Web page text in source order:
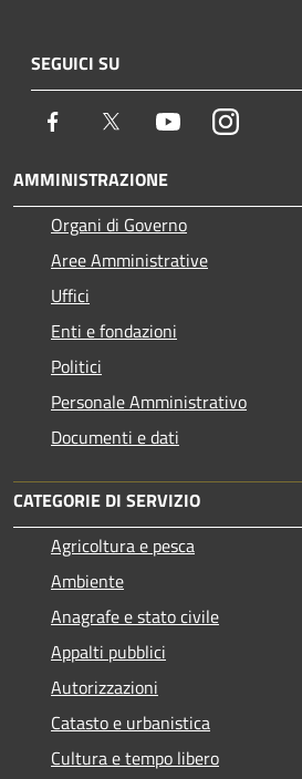
SEGUICI SU
Facebook Twitter YoutubeInstagram
AMMINISTRAZIONE
Organi di Governo
Aree Amministrative
Uffici
Enti e fondazioni
Politici
Personale Amministrativo
Documenti e dati
CATEGORIE DI SERVIZIO
Agricoltura e pesca
Ambiente
Anagrafe e stato civile
Appalti pubblici
Autorizzazioni
Catasto e urbanistica
Cultura e tempo libero